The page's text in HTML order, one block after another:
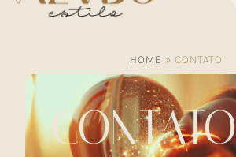
HOME » CONTATO
CONTATO